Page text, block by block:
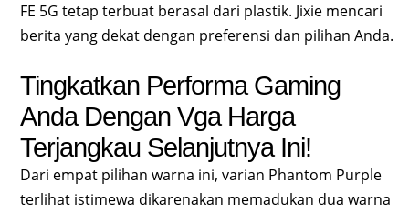
FE 5G tetap terbuat berasal dari plastik. Jixie mencari
berita yang dekat dengan preferensi dan pilihan Anda.
Tingkatkan Performa Gaming
Anda Dengan Vga Harga
Terjangkau Selanjutnya Ini!
Dari empat pilihan warna ini, varian Phantom Purple
terlihat istimewa dikarenakan memadukan dua warna